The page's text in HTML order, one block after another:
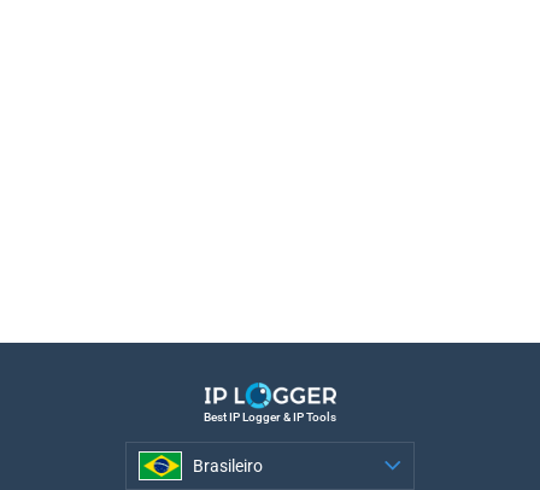
Best IP Logger & IP Tools
Brasileiro